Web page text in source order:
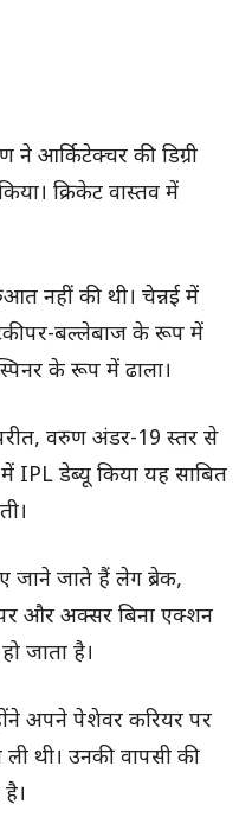
आर्किटेक्चर की डिग्री
क्रिकेट वास्तव में
नहीं की थी। चेन्नई में
बल्लेबाज के रूप में
के रूप में ढाला।
वरुण अंडर-19 स्तर से
IPL डेब्यू किया यह साबित
जाने जाते हैं लेग ब्रेक,
और अक्सर बिना एक्शन
जाता है।
अपने पेशेवर करियर पर
थी। उनकी वापसी की